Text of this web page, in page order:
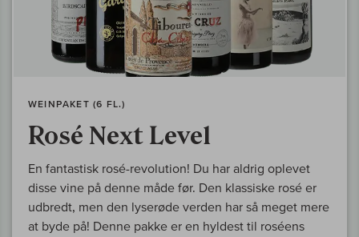
WEINPAKET (6 FL.)
Rosé Next Level
En fantastisk rosé-revolution! Du har aldrig oplevet
disse vine på denne måde før. Den klassiske rosé er
udbredt, men den lyserøde verden har så meget mere
at byde på! Denne pakke er en hyldest til roséens